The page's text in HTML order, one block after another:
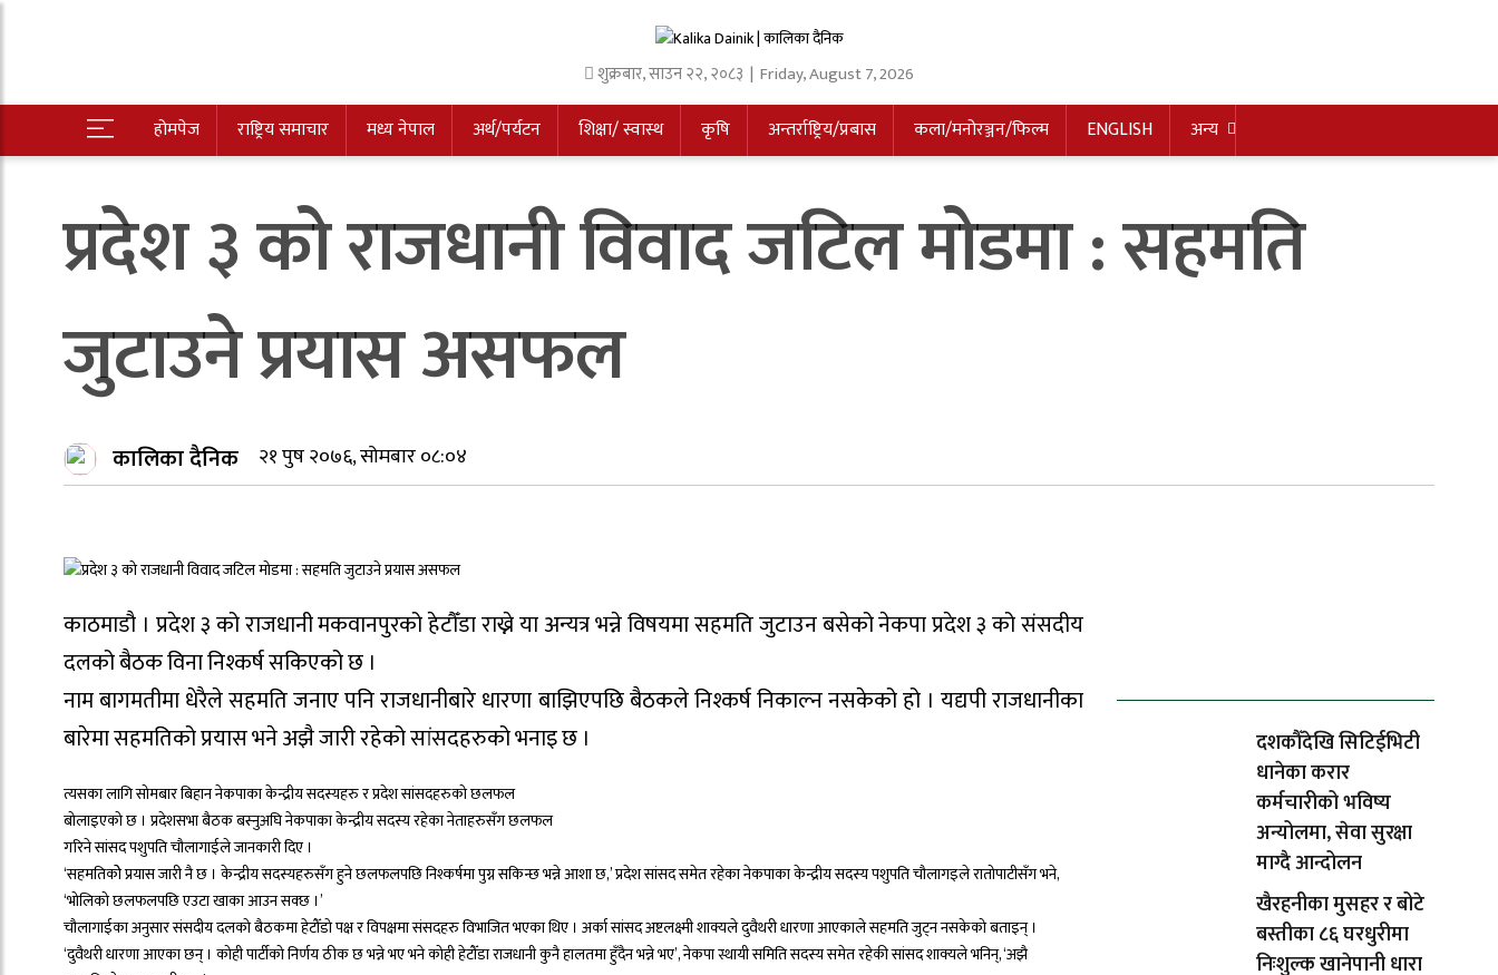
शुक्रबार,साउन२२,२०८३ | Friday, August 7, 2026
होमपेज राष्ट्रिय समाचार मध्य नेपाल अर्थ/पर्यटन शिक्षा/ स्वास्थ कृषि अन्तर्राष्ट्रिय/प्रबास कला/मनोरञ्जन/फिल्म ENGLISH अन्य
प्रदेश ३ को राजधानी विवाद जटिल मोडमा : सहमति
जुटाउने प्रयास असफल
कालिका दैनिक २१ पुष २०७६, सोमबार ०८:०४
काठमाडौ । प्रदेश ३ को राजधानी मकवानपुरको हेटौँडा राख्ने या अन्यत्र भन्ने विषयमा सहमति जुटाउन बसेको नेकपा प्रदेश ३ को संसदीय
दलको बैठक विना निश्कर्ष सकिएको छ ।
नाम बागमतीमा धेरैले सहमति जनाए पनि राजधानीबारे धारणा बाझिएपछि बैठकले निश्कर्ष निकाल्न नसकेको हो । यद्यपी राजधानीका
बारेमा सहमतिको प्रयास भने अझै जारी रहेको सांसदहरुको भनाइ छ ।
त्यसका लागि सोमबार बिहान नेकपाका केन्द्रीय सदस्यहरु र प्रदेश सांसदहरुको छलफल
बोलाइएको छ । प्रदेशसभा बैठक बस्नुअघि नेकपाका केन्द्रीय सदस्य रहेका नेताहरुसँग छलफल
गरिने सांसद पशुपति चौलागाईले जानकारी दिए ।
‘सहमतिकोे प्रयास जारी नै छ । केन्द्रीय सदस्यहरुसँग हुने छलफलपछि निश्कर्षमा पुग्न सकिन्छ भन्ने आशा छ,’ प्रदेश सांसद समेत रहेका नेकपाका केन्द्रीय सदस्य पशुपति चौलागइले रातोपाटीसँग भने,
‘भोलिको छलफलपछि एउटा खाका आउन सक्छ ।’
चौलागाईका अनुसार संसदीय दलको बैठकमा हेटौँडो पक्ष र विपक्षमा संसदहरु विभाजित भएका थिए । अर्का सांसद अष्टलक्ष्मी शाक्यले दुवैथरी धारणा आएकाले सहमति जुट्न नसकेको बताइन् ।
‘दुवैथरी धारणा आएका छन् । कोही पार्टीको निर्णय ठीक छ भन्ने भए भने कोही हेटौँडा राजधानी कुनै हालतमा हुँदैन भन्ने भए’, नेकपा स्थायी समिति सदस्य समेत रहेकी सांसद शाक्यले भनिन्, ‘अझै
दशकौँदेखि सिटिईभिटी
धानेका करार
कर्मचारीको भविष्य
अन्योलमा, सेवा सुरक्षा
माग्दै आन्दोलन
खैरहनीका मुसहर र बोटे
बस्तीका ८६ घरधुरीमा
निःशुल्क खानेपानी धारा